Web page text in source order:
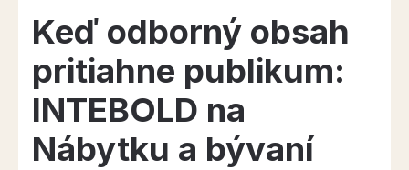
Keď odborný obsah
pritiahne publikum:
INTEBOLD na
Nábytku a bývaní